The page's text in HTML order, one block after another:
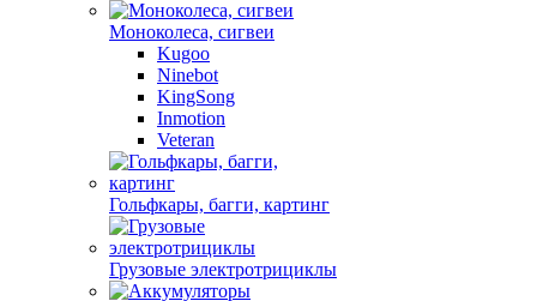
Моноколеса, сигвеи
Kugoo
Ninebot
KingSong
Inmotion
Veteran
Гольфкары, багги, картинг
Грузовые электротрициклы